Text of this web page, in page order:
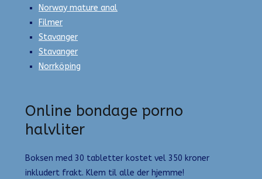
Norway mature anal
Filmer
Stavanger
Stavanger
Norrköping
Online bondage porno
halvliter
Boksen med 30 tabletter kostet vel 350 kroner
inkludert frakt. Klem til alle der hjemme!